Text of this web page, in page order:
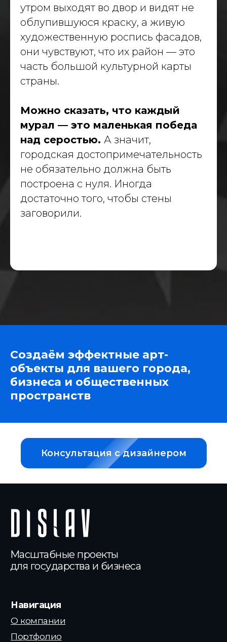
утром выходят во двор и видят не
облупившуюся краску, а живую
художественную роспись фасадов,
они чувствуют, что их район — это
часть большой культурной карты
страны.
Можно сказать, что каждый
мурал — это маленькая победа
над серостью. А значит,
городская достопримечательность
не обязательно должна быть
построена с нуля. Иногда
достаточно того, чтобы стены
заговорили.
Создаём эффектные арт-
объекты для вашего города,
бизнеса и общественных
пространств
Консультация с дизайнером